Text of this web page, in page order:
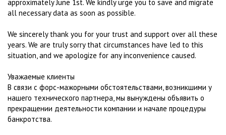
approximately June 1st. We kindly urge you to save and migrate
all necessary data as soon as possible.
We sincerely thank you for your trust and support over all these
years. We are truly sorry that circumstances have led to this
situation, and we apologize for any inconvenience caused.
Уважаемые клиенты
В связи с форс-мажорными обстоятельствами, возникшими у
нашего технического партнера, мы вынуждены объявить о
прекращении деятельности компании и начале процедуры
банкротства.